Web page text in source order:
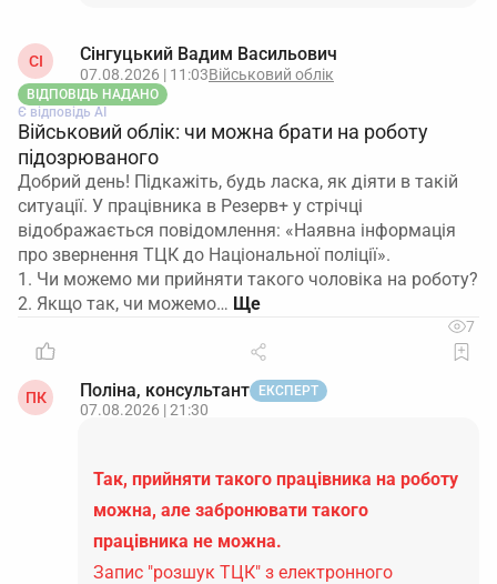
СІ Сінгуцький Вадим Васильович
07.08.2026 | 11:03Військовий облік
ВІДПОВІДЬ НАДАНО
Є відповідь АІ
Військовий облік: чи можна брати на роботу
підозрюваного
Добрий день! Підкажіть, будь ласка, як діяти в такій
ситуації. У працівника в Резерв+ у стрічці
відображається повідомлення: «Наявна інформація
про звернення ТЦК до Національної поліції».
1. Чи можемо ми прийняти такого чоловіка на роботу?
2. Якщо так, чи можемо…
7
ПК Поліна, консультант ЕКСПЕРТ
07.08.2026 | 21:30
Так, прийняти такого працівника на роботу
можна, але забронювати такого
працівника не можна.
Запис "розшук ТЦК" з електронного